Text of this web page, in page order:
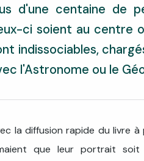
d'une centaine de
ci soient au centre
indissociables,
l'Astronome ou le
la diffusion rapide du livre
que leur portrait